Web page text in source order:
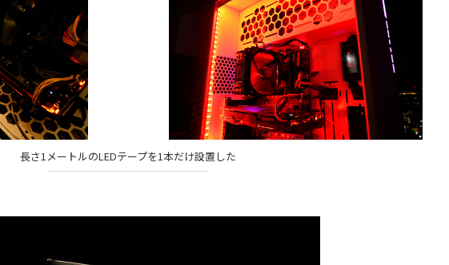
長さ1メートルのLEDテープを1本だけ設置した